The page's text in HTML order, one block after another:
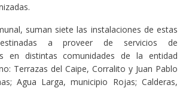
suman siete las instalaciones de estas
a proveer de servicios de
en distintas comunidades de la entidad
Terrazas del Caipe, Corralito y Juan Pablo
Agua Larga, municipio Rojas; Calderas,